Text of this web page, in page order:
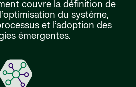
couvre la définition de
du système,
et l’adoption des
émergentes.